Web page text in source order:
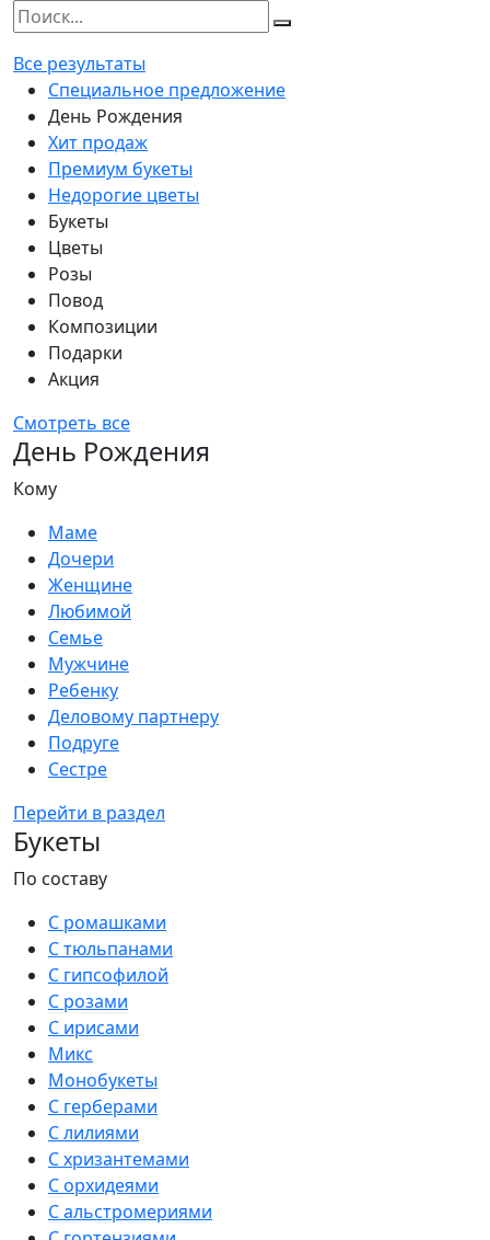
Все результаты
Специальное предложение
День Рождения
Хит продаж
Премиум букеты
Недорогие цветы
Букеты
Цветы
Розы
Повод
Композиции
Подарки
Акция
Смотреть все
День Рождения
Кому
Маме
Дочери
Женщине
Любимой
Семье
Мужчине
Ребенку
Деловому партнеру
Подруге
Сестре
Перейти в раздел
Букеты
По составу
С ромашками
С тюльпанами
С гипсофилой
С розами
С ирисами
Микс
Монобукеты
С герберами
С лилиями
С хризантемами
С орхидеями
С альстромериями